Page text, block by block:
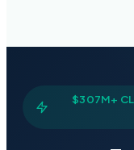
$307M+